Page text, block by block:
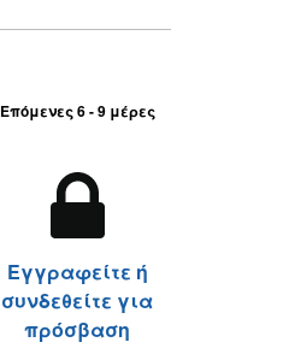
Επόμενες 6 - 9 μέρες
Εγγραφείτε ή
συνδεθείτε για
πρόσβαση